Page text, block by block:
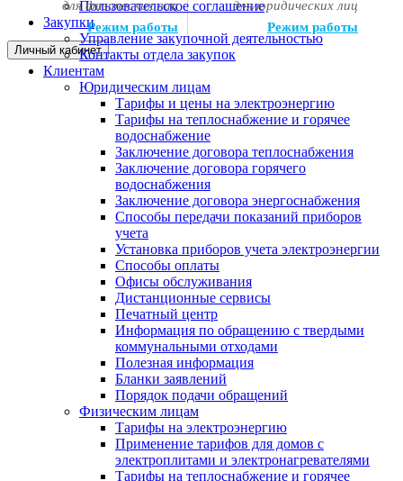
для физических лиц
Режим работы
для юридических лиц
Режим работы
Личный кабинет
Пользовательское соглашение
Закупки
Управление закупочной деятельностью
Контакты отдела закупок
Клиентам
Юридическим лицам
Тарифы и цены на электроэнергию
Тарифы на теплоснабжение и горячее
водоснабжение
Заключение договора теплоснабжения
Заключение договора горячего
водоснабжения
Заключение договора энергоснабжения
Способы передачи показаний приборов
учета
Установка приборов учета электроэнергии
Способы оплаты
Офисы обслуживания
Дистанционные сервисы
Печатный центр
Информация по обращению с твердыми
коммунальными отходами
Полезная информация
Бланки заявлений
Порядок подачи обращений
Физическим лицам
Тарифы на электроэнергию
Применение тарифов для домов с
электроплитами и электронагревателями
Тарифы на теплоснабжение и горячее